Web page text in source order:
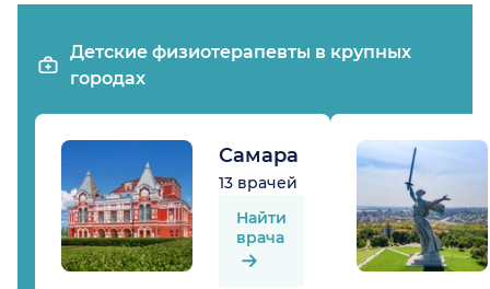
Детские физиотерапевты в крупных
городах
Самара
13 врачей
Найти
врача